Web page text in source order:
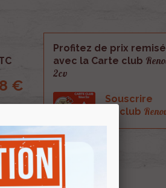
€
Profitez de prix
avec la Carte club
2cv
Souscrire
au club